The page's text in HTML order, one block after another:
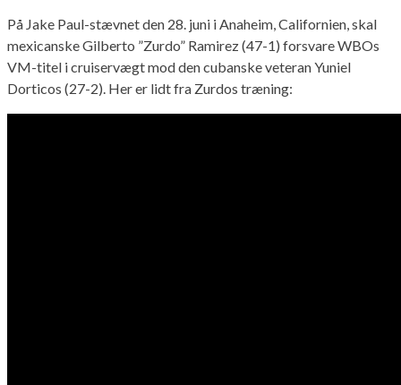
På Jake Paul-stævnet den 28. juni i Anaheim, Californien, skal
mexicanske Gilberto ”Zurdo” Ramirez (47-1) forsvare WBOs
VM-titel i cruiservægt mod den cubanske veteran Yuniel
Dorticos (27-2). Her er lidt fra Zurdos træning: